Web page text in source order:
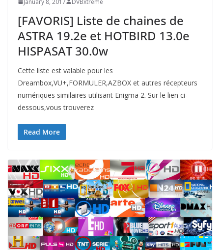
January 8, 2017 DVBxtreme
[FAVORIS] Liste de chaines de
ASTRA 19.2e et HOTBIRD 13.0e
HISPASAT 30.0w
Cette liste est valable pour les
Dreambox,VU+,FORMULER,AZBOX et autres récepteurs
numériques similaires utilisant Enigma 2. Sur le lien ci-
dessous,vous trouverez
Read More